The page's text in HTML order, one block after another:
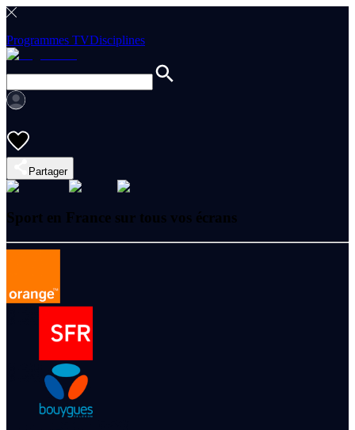
Programmes TVDisciplines
Partager
Sport en France sur tous vos écrans